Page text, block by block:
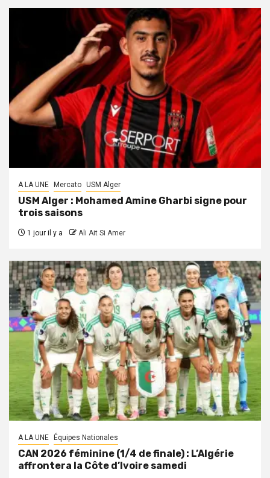
A LA UNE Mercato USM Alger
USM Alger : Mohamed Amine Gharbi signe pour
trois saisons
1 jour il y a Ali Ait Si Amer
A LA UNE Équipes Nationales
CAN 2026 féminine (1/4 de finale) : L’Algérie
affrontera la Côte d’Ivoire samedi